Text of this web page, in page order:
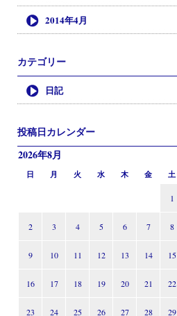
2014年4月
カテゴリー
日記
投稿日カレンダー
2026年8月
日 月 火 水 木 金 土
1
2 3 4 5 6 7 8
9 10 11 12 13 14 15
16 17 18 19 20 21 22
23 24 25 26 27 28 29